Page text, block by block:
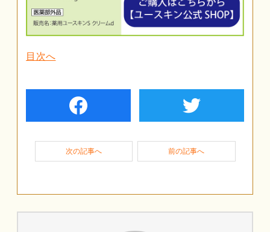
目次へ
facebook twiter
次の記事へ 前の記事へ